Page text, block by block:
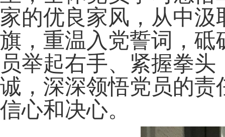
家的优良家风，从中汲
旗，重温入党誓词，
员举起右手、紧握拳
诚，深深领悟党员的
信心和决心。